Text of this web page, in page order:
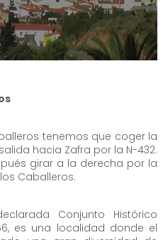
tenemos que coger la
hacia Zafra por la N-432.
girar a la derecha por la
Caballeros.
Conjunto Histórico
es una localidad donde el